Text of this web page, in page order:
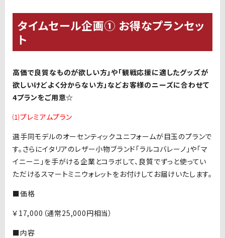
タイムセール企画① お得なプランセッ
ト
高価で良質なものが欲しい方」や「観戦応援に適したグッズが
欲しいけどよく分からない方」などお客様のニーズに合わせて
4プランをご用意☆
⑴プレミアムプラン
選手同モデルのオーセンティックユニフォームが目玉のプランで
す。さらにイタリアのレザー小物ブランド「ラルコバレーノ」や「マ
イニーニ」を手がける企業とコラボして、良質でずっと使ってい
ただけるスマートミニウォレットをお付けしてお届けいたします。
■価格
￥17,000（通常25,000円相当）
■内容